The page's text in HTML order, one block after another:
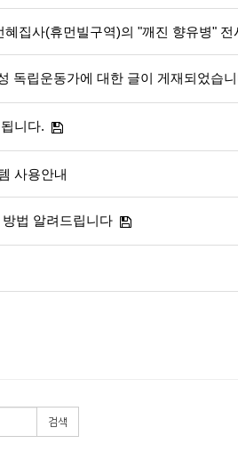
집사(휴먼빌구역)의 "깨진 향유병"
독립운동가에 대한 글이 게재되었습
니다.
사용안내
법 알려드립니다
검색